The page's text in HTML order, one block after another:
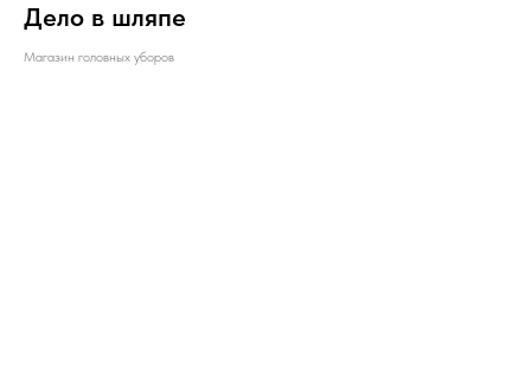
Дело в шляпе
Магазин головных уборов